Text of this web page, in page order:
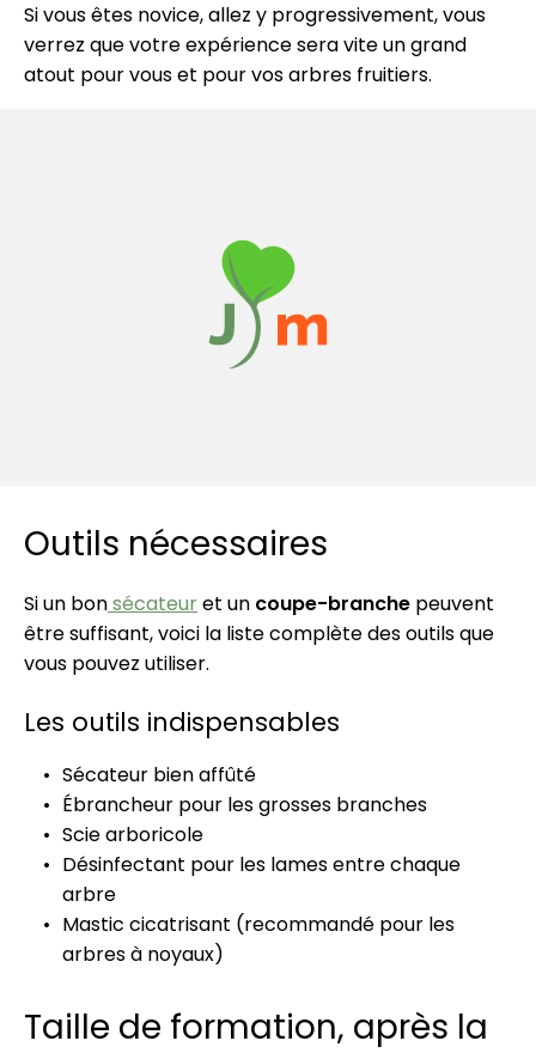
Si vous êtes novice, allez y progressivement, vous
verrez que votre expérience sera vite un grand
atout pour vous et pour vos arbres fruitiers.
Outils nécessaires
Si un bonsécateuret un coupe-branche peuvent
être suffisant, voici la liste complète des outils que
vous pouvez utiliser.
Les outils indispensables
Sécateur bien affûté
Ébrancheur pour les grosses branches
Scie arboricole
Désinfectant pour les lames entre chaque
arbre
Mastic cicatrisant (recommandé pour les
arbres à noyaux)
Taille de formation, après la